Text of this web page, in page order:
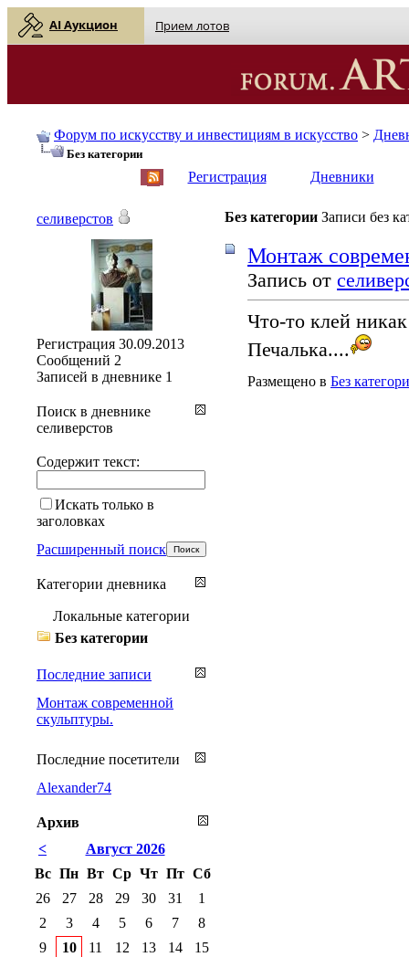
AI Аукцион Прием лотов
Форум по искусству и инвестициям в искусство >
Без категории
Регистрация Дневники
Без категории Записи без
Монтаж
Запись от
Что-то клей
Печалька....
Размещено в Без
селиверстов
Регистрация 30.09.2013
Сообщений 2
Записей в дневнике 1
Поиск в дневнике
селиверстов
Содержит текст:
Искать только в
заголовках
Расширенный поиск
Категории дневника
Локальные категории
Без категории
Последние записи
Монтаж современной
скульптуры.
Последние посетители
Alexander74
Архив
<
Август 2026
Вс Пн Вт Ср Чт Пт Сб
26
27 28 29 30 31
1
2
3 4 5 6 7
8
9
10 11 12 13 14
15